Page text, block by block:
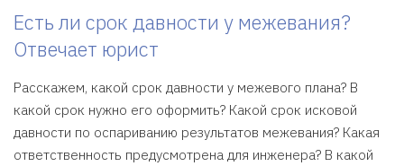
Есть ли срок давности у межевания?
Отвечает юрист
Расскажем, какой срок давности у межевого плана? В
какой срок нужно его оформить? Какой срок исковой
давности по оспариванию результатов межевания? Какая
ответственность предусмотрена для инженера? В какой